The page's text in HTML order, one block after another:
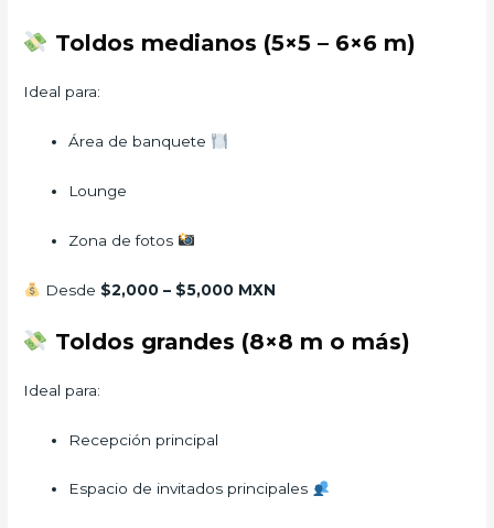
Toldos medianos (5×5 – 6×6 m)
Ideal para:
Área de banquete
Lounge
Zona de fotos
Desde $2,000 – $5,000 MXN
Toldos grandes (8×8 m o más)
Ideal para:
Recepción principal
Espacio de invitados principales